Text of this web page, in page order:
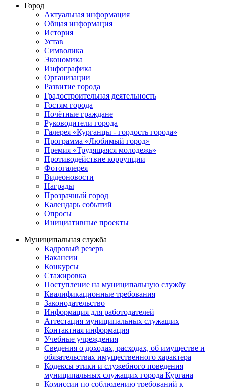
Город
Актуальная информация
Общая информация
История
Устав
Символика
Экономика
Инфографика
Организации
Развитие города
Градостроительная деятельность
Гостям города
Почётные граждане
Руководители города
Галерея «Курганцы - гордость города»
Программа «Любимый город»
Премия «Трудящаяся молодежь»
Противодействие коррупции
Фотогалерея
Видеоновости
Награды
Прозрачный город
Календарь событий
Опросы
Инициативные проекты
Муниципальная служба
Кадровый резерв
Вакансии
Конкурсы
Стажировка
Поступление на муниципальную службу
Квалификационные требования
Законодательство
Информация для работодателей
Аттестация муниципальных служащих
Контактная информация
Учебные учреждения
Сведения о доходах, расходах, об имуществе и
обязательствах имущественного характера
Кодексы этики и служебного поведения
муниципальных служащих города Кургана
Комиссии по соблюдению требований к